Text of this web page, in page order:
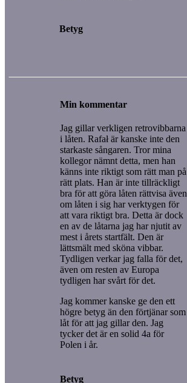
Betyg
Min kommentar
Jag gillar verkligen retrovibbarna
i låten. Rafał är kanske inte den
starkaste sångaren. Tror mina
kollegor nämnt detta, men han
känns inte riktigt som rätt man på
rätt plats. Han är inte tillräckligt
bra för att göra låten rättvisa även
om låten i sig har verktygen för
att vara riktigt bra. Detta är dock
en av de låtarna jag har njutit av
mest i årets startfält. Den är
lättsmält med sköna vibbar.
Tydligen verkar jag falla för det,
även om resten av Europa
tydligen har svårt för det.
Jag kommer kanske ge den ett
högre betyg än den förtjänar som
låt för att jag gillar den. Jag
tycker det är en solid 4a för
Polen i år.
Betyg